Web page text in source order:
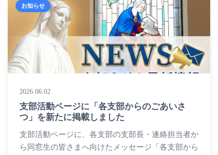
お知らせ
2026.06.02
支部活動ページに「各支部からのごあいさ
つ」を新たに掲載しました
支部活動ページに、各支部の支部長・連絡担当者か
ら同窓生の皆さまへ向けたメッセージ「各支部から